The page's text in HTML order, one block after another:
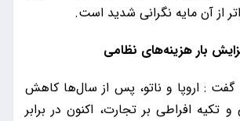
از آن مایه نگرانی شدید است.
بار هزینه‌های نظامی
گفت : اروپا و ناتو، پس از سال‌ها کاهش
تکیه افراطی بر تجارت، اکنون در برابر